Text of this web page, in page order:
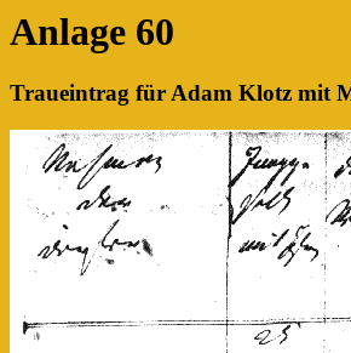
Anlage 60
Traueintrag für Adam Klotz mit